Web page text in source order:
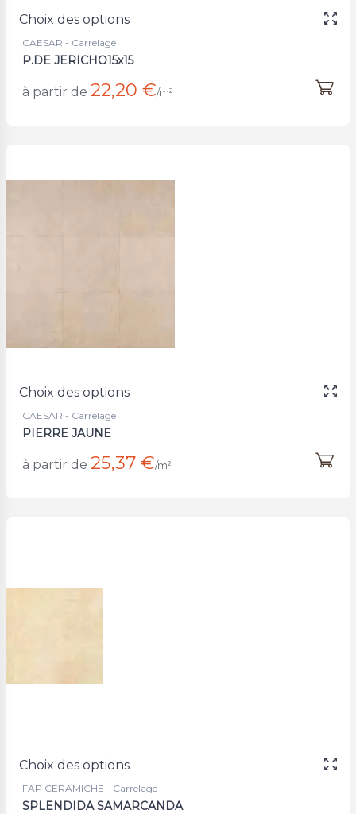
Choix des options
CAESAR - Carrelage
P.DE JERICHO15x15
à partir de 22,20 €/m²
Choix des options
CAESAR - Carrelage
PIERRE JAUNE
à partir de 25,37 €/m²
Choix des options
FAP CERAMICHE - Carrelage
SPLENDIDA SAMARCANDA